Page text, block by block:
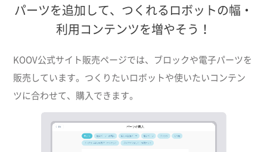
パーツを追加して、つくれるロボットの幅・
利用コンテンツを増やそう！
KOOV公式サイト販売ページでは、ブロックや電子パーツを
販売しています。つくりたいロボットや使いたいコンテン
ツに合わせて、購入できます。